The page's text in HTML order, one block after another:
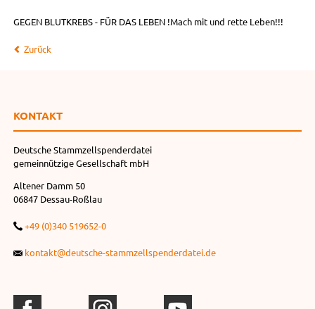
GEGEN BLUTKREBS - FÜR DAS LEBEN !Mach mit und rette Leben!!!
Zurück
KONTAKT
Deutsche Stammzellspenderdatei
gemeinnützige Gesellschaft mbH
Altener Damm 50
06847 Dessau-Roßlau
+49 (0)340 519652-0
kontakt@deutsche-stammzellspenderdatei.de